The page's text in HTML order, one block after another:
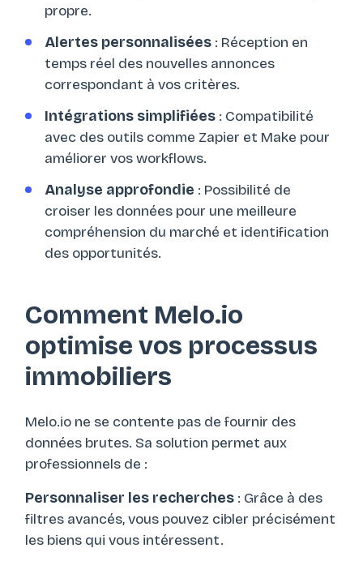
propre.
Alertes personnalisées : Réception en
temps réel des nouvelles annonces
correspondant à vos critères.
Intégrations simplifiées : Compatibilité
avec des outils comme Zapier et Make pour
améliorer vos workflows.
Analyse approfondie : Possibilité de
croiser les données pour une meilleure
compréhension du marché et identification
des opportunités.
Comment Melo.io
optimise vos processus
immobiliers
Melo.io ne se contente pas de fournir des
données brutes. Sa solution permet aux
professionnels de :
Personnaliser les recherches : Grâce à des
filtres avancés, vous pouvez cibler précisément
les biens qui vous intéressent.